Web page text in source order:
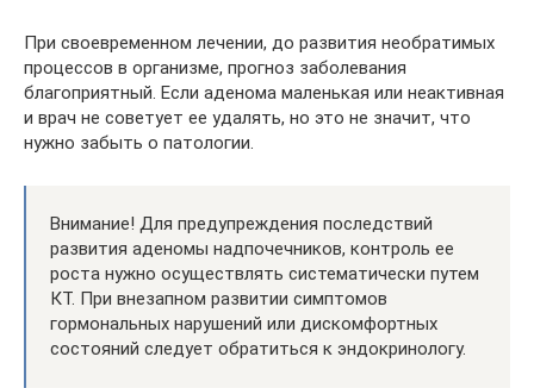
При своевременном лечении, до развития необратимых
процессов в организме, прогноз заболевания
благоприятный. Если аденома маленькая или неактивная
и врач не советует ее удалять, но это не значит, что
нужно забыть о патологии.
Внимание! Для предупреждения последствий
развития аденомы надпочечников, контроль ее
роста нужно осуществлять систематически путем
КТ. При внезапном развитии симптомов
гормональных нарушений или дискомфортных
состояний следует обратиться к эндокринологу.